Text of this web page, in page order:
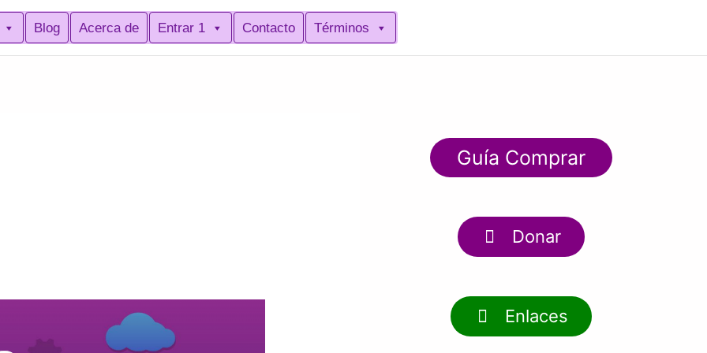
Blog Acerca de Entrar 1 Contacto Términos
Guía Comprar
Donar
Enlaces